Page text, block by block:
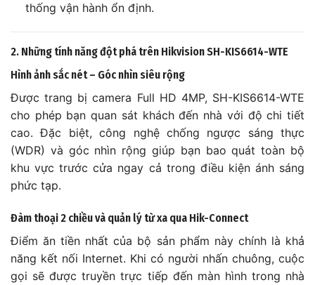
thống vận hành ổn định.
2. Những tính năng đột phá trên Hikvision SH-KIS6614-WTE
Hình ảnh sắc nét – Góc nhìn siêu rộng
Được trang bị camera Full HD 4MP, SH-KIS6614-WTE
cho phép bạn quan sát khách đến nhà với độ chi tiết
cao. Đặc biệt, công nghệ chống ngược sáng thực
(WDR) và góc nhìn rộng giúp bạn bao quát toàn bộ
khu vực trước cửa ngay cả trong điều kiện ánh sáng
phức tạp.
Đàm thoại 2 chiều và quản lý từ xa qua Hik-Connect
Điểm ăn tiền nhất của bộ sản phẩm này chính là khả
năng kết nối Internet. Khi có người nhấn chuông, cuộc
gọi sẽ được truyền trực tiếp đến màn hình trong nhà